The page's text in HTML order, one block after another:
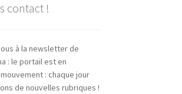
contact !
à la newsletter de
: le portail est en
: chaque jour
de nouvelles rubriques !